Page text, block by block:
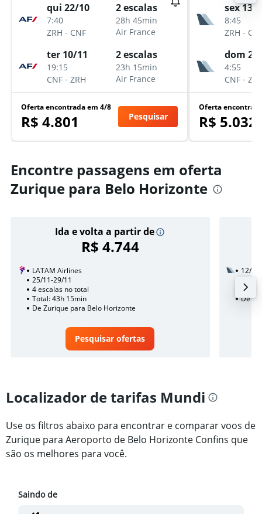
qui 22/10
7:40
ZRH - CNF
2 escalas
28h 45min
Air France
ter 10/11
19:15
CNF - ZRH
2 escalas
23h 15min
Air France
Oferta encontrada em 4/8
R$ 4.801 Pesquisar
sex 13/
8:45
ZRH -
dom
4:55
CNF -
Oferta
R$ 5.032
Encontre passagens em oferta
Zurique para Belo Horizonte
Ida e volta a partir de
R$ 4.744
LATAM Airlines
25/11-29/11
4 escalas no total
Total: 43h 15min
De Zurique para Belo Horizonte
Pesquisar ofertas
12/10
3
De
Localizador de tarifas Mundi
Use os filtros abaixo para encontrar e comparar voos de
Zurique para Aeroporto de Belo Horizonte Confins que
são os melhores para você.
Saindo de